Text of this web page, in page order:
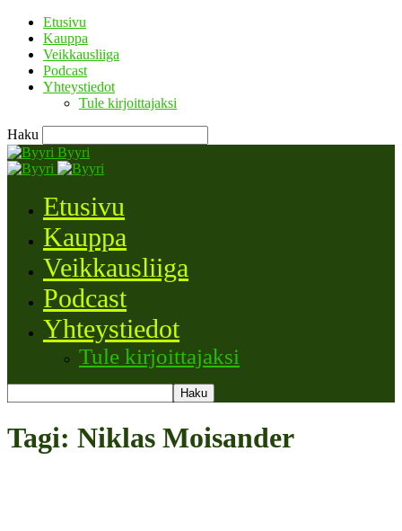
Etusivu
Kauppa
Veikkausliiga
Podcast
Yhteystiedot
Tule kirjoittajaksi
Haku
Byyri
Etusivu
Kauppa
Veikkausliiga
Podcast
Yhteystiedot
Tule kirjoittajaksi
Tagi: Niklas Moisander